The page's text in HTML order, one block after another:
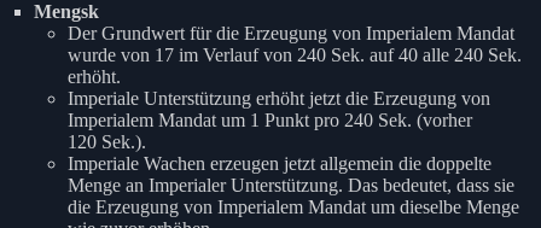
Mengsk
Der Grundwert für die Erzeugung von Imperialem Mandat
wurde von 17 im Verlauf von 240 Sek. auf 40 alle 240 Sek.
erhöht.
Imperiale Unterstützung erhöht jetzt die Erzeugung von
Imperialem Mandat um 1 Punkt pro 240 Sek. (vorher
120 Sek.).
Imperiale Wachen erzeugen jetzt allgemein die doppelte
Menge an Imperialer Unterstützung. Das bedeutet, dass sie
die Erzeugung von Imperialem Mandat um dieselbe Menge